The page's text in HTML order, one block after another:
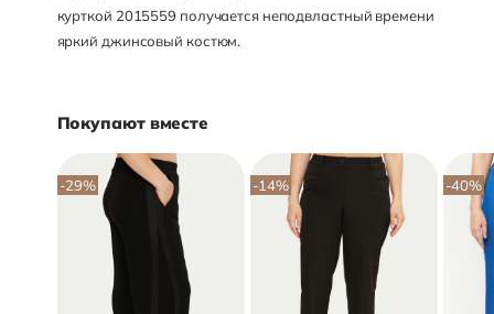
курткой 2015559 получается неподвластный времени
яркий джинсовый костюм.
Покупают вместе
-29% -14% -40%